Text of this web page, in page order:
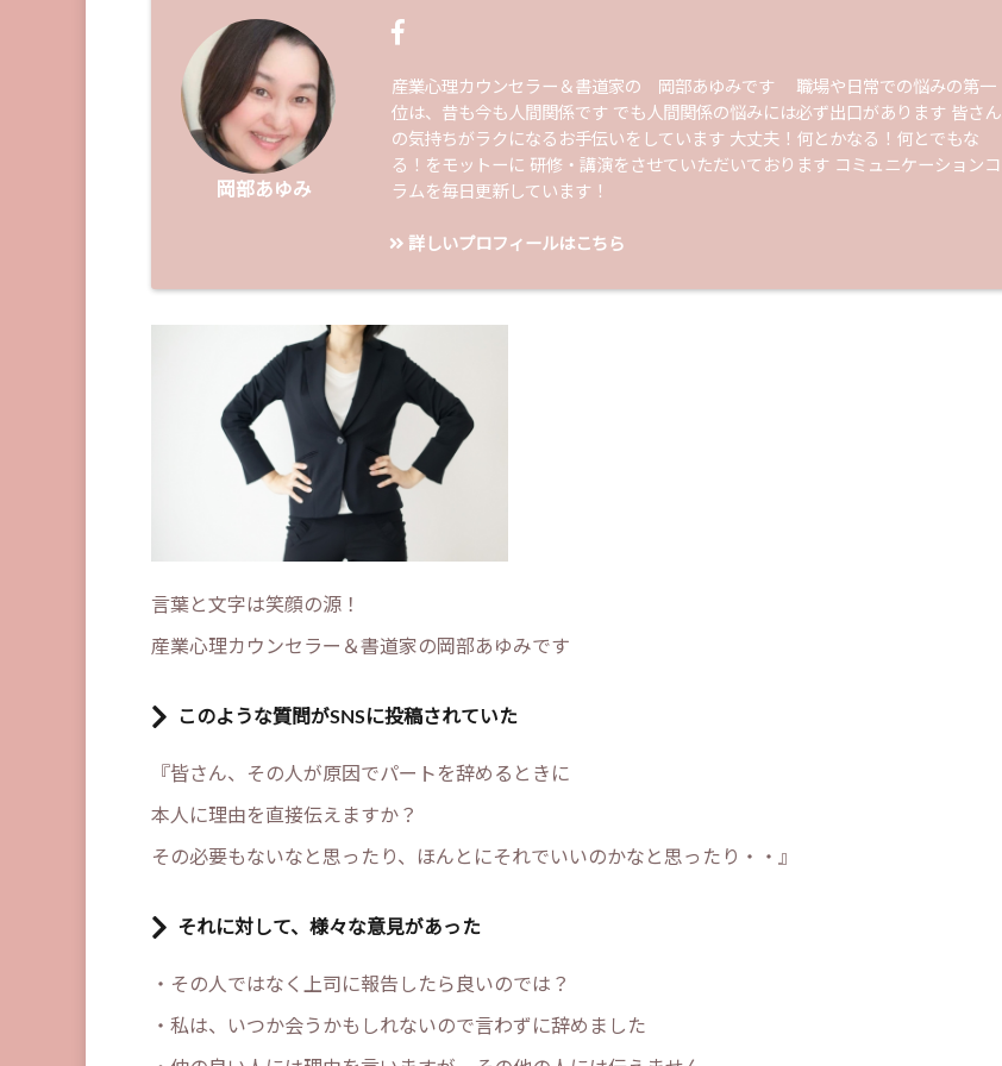
岡部あゆみ
産業心理カウンセラー＆書道家の 岡部あゆみです 職場や日常での悩みの第一
位は、昔も今も人間関係です でも人間関係の悩みには必ず出口があります 皆さん
の気持ちがラクになるお手伝いをしています 大丈夫！何とかなる！何とでもな
る！をモットーに 研修・講演をさせていただいております コミュニケーションコ
ラムを毎日更新しています！
詳しいプロフィールはこちら
言葉と文字は笑顔の源！
産業心理カウンセラー＆書道家の岡部あゆみです
このような質問がSNSに投稿されていた
『皆さん、その人が原因でパートを辞めるときに
本人に理由を直接伝えますか？
その必要もないなと思ったり、ほんとにそれでいいのかなと思ったり・・』
それに対して、様々な意見があった
・その人ではなく上司に報告したら良いのでは？
・私は、いつか会うかもしれないので言わずに辞めました